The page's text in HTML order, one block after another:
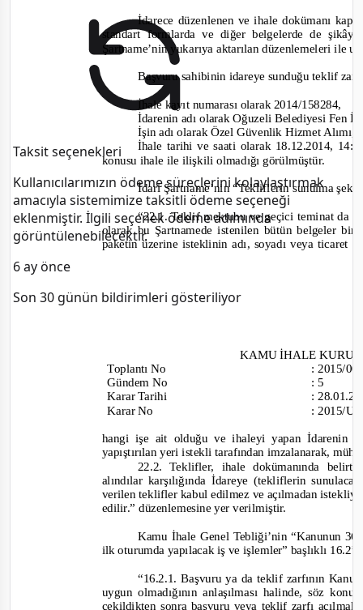
Taksit seçenekleri
Kullanıcılarımızın ödeme süreçlerini kolaylaştırmak
amacıyla sistemimize taksitli ödeme seçeneği
eklenmiştir. İlgili seçenek ödeme adımında
görüntülenebilecektir.
6 ay önce
Son 30 günün bildirimleri gösteriliyor
İdarece düzenlenen ve ihale dokümanı
standart formlardave diğer belgelerde de
Şartname’nin yukarıya aktarılan düzenlemeleri ile
Başvuru sahibinin idareye sunduğu teklif
İhale kayıt numarası olarak 2014/158284,
İdarenin adı olarak Oğuzeli Belediyesi Fen
İşin adı olarak Özel Güvenlik Hizmet Alımı,
İhale tarihi ve saati olarak 18.12.2014,
konusu ihale ile ilişkili olmadığı görülmüştür.
İdari Şartname’nin “Tekliflerin sunulma
“22.1. Teklif mektubu ve geçici teminat da
olarak bu Şartnamede istenilen bütün belgeler
paketin üzerine isteklinin adı, soyadı veya ticaret
KAMU İHALE
ToplantıNo
Gündem No
Karar Tarihi
Karar No
: 2015/
:5
:
: 2015/
hangi işe ait olduğu ve ihaleyi yapan İdarenin
yapıştırılan yeri istekli tarafından imzalanarak,
22.2. Teklifler, ihale dokümanında
alındılar karşılığında İdareye (tekliflerin
verilen teklifler kabul edilmez ve açılmadan
edilir.”düzenlemesine yer verilmiştir.
Kamu İhale Genel Tebliği’nin “Kanunun
ilk oturumda yapılacak iş ve işlemler” başlıklı
“16.2.1. Başvuru ya da teklif zarfının
uygun olmadığının anlaşılması halinde, söz
çekildikten sonra başvuru veya teklif zarfı